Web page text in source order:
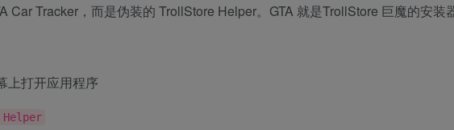
Car Tracker，而是伪装的 TrollStore Helper。GTA 就是TrollStore 巨魔的安装
上打开应用程序